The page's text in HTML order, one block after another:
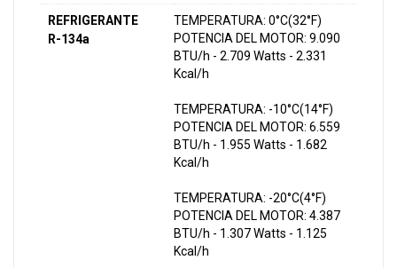
REFRIGERANTE
R-134a
TEMPERATURA: 0°C(32°F)
POTENCIA DEL MOTOR: 9.090
BTU/h - 2.709 Watts - 2.331
Kcal/h
TEMPERATURA: -10°C(14°F)
POTENCIA DEL MOTOR: 6.559
BTU/h - 1.955 Watts - 1.682
Kcal/h
TEMPERATURA: -20°C(4°F)
POTENCIA DEL MOTOR: 4.387
BTU/h - 1.307 Watts - 1.125
Kcal/h